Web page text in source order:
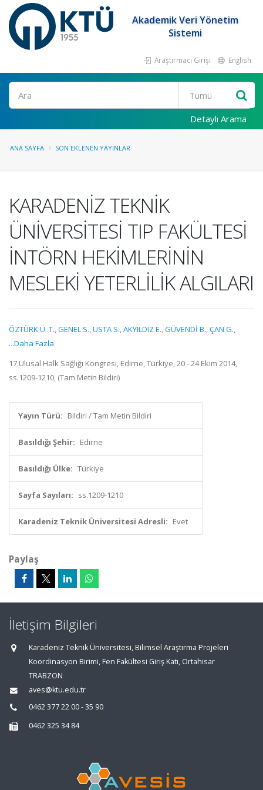
Akademik Veri Yönetim
Sistemi
Araştırmacı Girişi English
Ara
Detaylı Arama
ANA SAYFA SON EKLENEN YAYINLAR
KARADENİZ TEKNİK
ÜNİVERSİTESİ TIP FAKÜLTESİ
İNTÖRN HEKİMLERİNİN
MESLEKİ YETERLİLİK ALGILARI
ÖZTÜRK Ü. T.,GENEL S.,USTA S.,AKYILDIZ E.,GÜVENDİ B.,ÇAN G.,
...Daha Fazla
17.Ulusal Halk Sağlığı Kongresi, Edirne, Türkiye, 20 - 24 Ekim 2014,
ss.1209-1210, (Tam Metin Bildiri)
Yayın Türü: Bildiri / Tam Metin Bildiri
Basıldığı Şehir: Edirne
Basıldığı Ülke: Türkiye
Sayfa Sayıları: ss.1209-1210
Karadeniz Teknik Üniversitesi Adresli: Evet
Paylaş
İletişim Bilgileri
Karadeniz Teknik Üniversitesi, Bilimsel Araştırma Projeleri
Koordinasyon Birimi, Fen Fakültesi Giriş Katı, Ortahisar
TRABZON
aves@ktu.edu.tr
0462 377 22 00 - 35 90
0462 325 34 84